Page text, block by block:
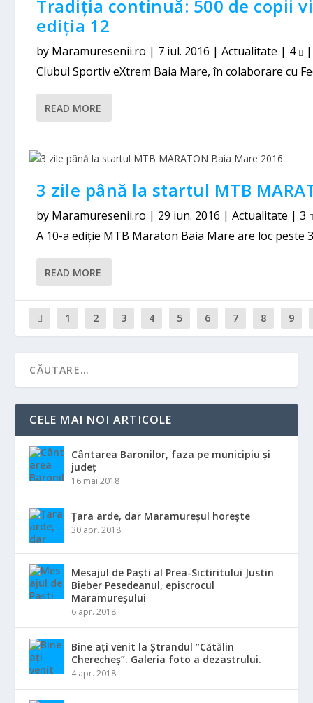
Tradiția continuă: 500 de copii
ediția 12
by Maramuresenii.ro | 7 iul. 2016 |Actualitate | 4
Clubul Sportiv eXtrem Baia Mare, în colaborare cu
READ MORE
3 zile până la startul MTB
by Maramuresenii.ro | 29 iun. 2016 |Actualitate |3
A 10-a ediție MTB Maraton Baia Mare are loc peste
READ MORE
1 2 3 4 5 6 7 8 9
CELE MAI NOI ARTICOLE
Cântarea Baronilor, faza pe municipiu și
județ
16 mai 2018
Țara arde, dar Maramureșul horește
30 apr. 2018
Mesajul de Paști al Prea-Sictiritului Justin
Bieber Pesedeanul, episcrocul
Maramureșului
6 apr. 2018
Bine ați venit la Ștrandul ”Cătălin
Cherecheș”. Galeria foto a dezastrului.
4 apr. 2018